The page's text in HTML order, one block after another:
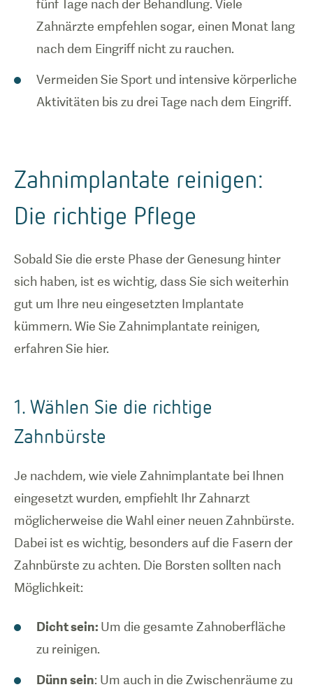
fünf Tage nach der Behandlung. Viele
Zahnärzte empfehlen sogar, einen Monat lang
nach dem Eingriff nicht zu rauchen.
Vermeiden Sie Sport und intensive körperliche
Aktivitäten bis zu drei Tage nach dem Eingriff.
Zahnimplantate reinigen:
Die richtige Pflege
Sobald Sie die erste Phase der Genesung hinter
sich haben, ist es wichtig, dass Sie sich weiterhin
gut um Ihre neu eingesetzten Implantate
kümmern. Wie Sie Zahnimplantate reinigen,
erfahren Sie hier.
1. Wählen Sie die richtige
Zahnbürste
Je nachdem, wie viele Zahnimplantate bei Ihnen
eingesetzt wurden, empfiehlt Ihr Zahnarzt
möglicherweise die Wahl einer neuen Zahnbürste.
Dabei ist es wichtig, besonders auf die Fasern der
Zahnbürste zu achten. Die Borsten sollten nach
Möglichkeit:
Dicht sein: Um die gesamte Zahnoberfläche
zu reinigen.
Dünn sein: Um auch in die Zwischenräume zu